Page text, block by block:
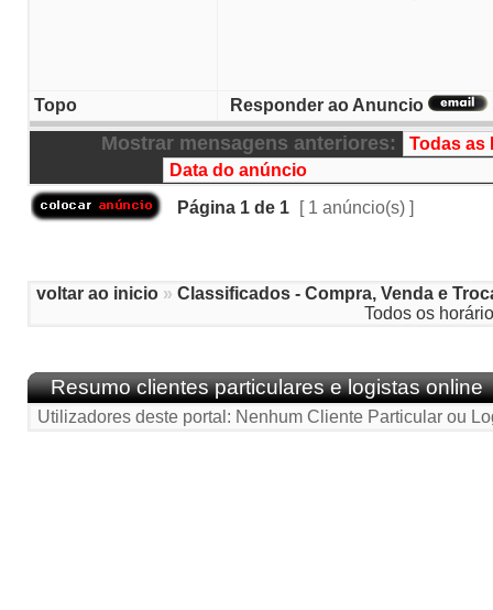
Topo Responder ao Anuncio
Mostrar mensagens anteriores:
Página 1 de 1 [ 1 anúncio(s) ]
voltar ao inicio » Classificados - Compra, Venda e
Todos os
Resumo clientes particulares e logistas online
Utilizadores deste portal: Nenhum Cliente Particular ou